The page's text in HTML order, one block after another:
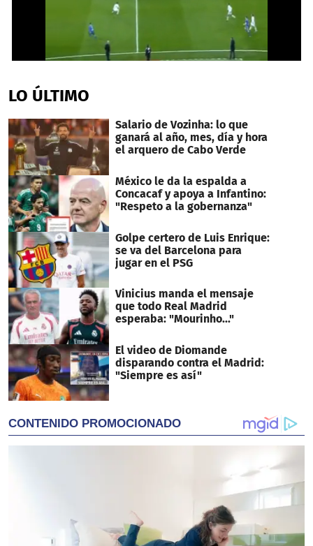
of
59
LO ÚLTIMO
Salario de Vozinha: lo que
ganará al año, mes, día y hora
el arquero de Cabo Verde
México le da la espalda a
Concacaf y apoya a Infantino:
"Respeto a la gobernanza"
Golpe certero de Luis Enrique:
se va del Barcelona para
jugar en el PSG
Vinicius manda el mensaje
que todo Real Madrid
esperaba: "Mourinho..."
El video de Diomande
disparando contra el Madrid:
"Siempre es así"